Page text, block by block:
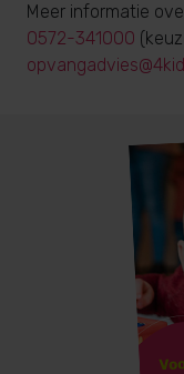
Meer informatie
0572-341000